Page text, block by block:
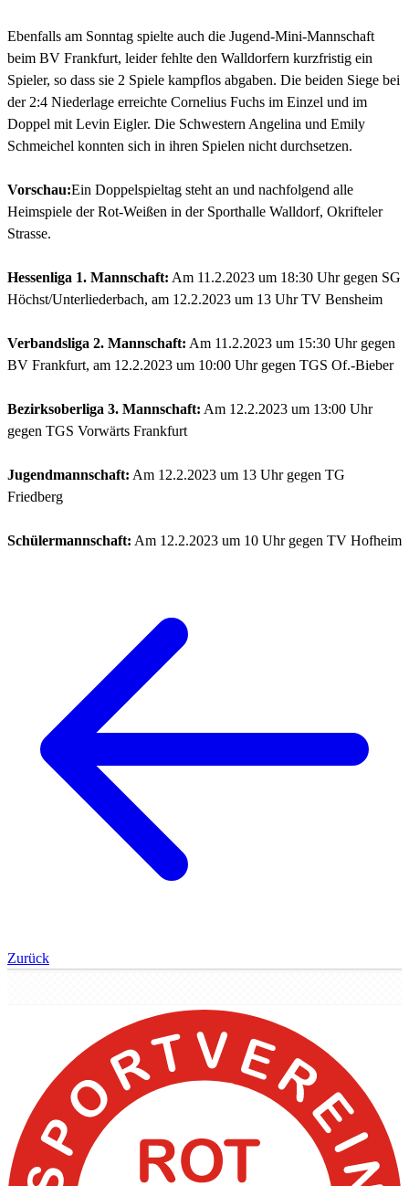
Ebenfalls am Sonntag spielte auch die Jugend-Mini-Mannschaft
beim BV Frankfurt, leider fehlte den Walldorfern kurzfristig ein
Spieler, so dass sie 2 Spiele kampflos abgaben. Die beiden Siege bei
der 2:4 Niederlage erreichte Cornelius Fuchs im Einzel und im
Doppel mit Levin Eigler. Die Schwestern Angelina und Emily
Schmeichel konnten sich in ihren Spielen nicht durchsetzen.
Vorschau:Ein Doppelspieltag steht an und nachfolgend alle
Heimspiele der Rot-Weißen in der Sporthalle Walldorf, Okrifteler
Strasse.
Hessenliga 1. Mannschaft: Am 11.2.2023 um 18:30 Uhr gegen SG
Höchst/Unterliederbach, am 12.2.2023 um 13 Uhr TV Bensheim
Verbandsliga 2. Mannschaft: Am 11.2.2023 um 15:30 Uhr gegen
BV Frankfurt, am 12.2.2023 um 10:00 Uhr gegen TGS Of.-Bieber
Bezirksoberliga 3. Mannschaft: Am 12.2.2023 um 13:00 Uhr
gegen TGS Vorwärts Frankfurt
Jugendmannschaft: Am 12.2.2023 um 13 Uhr gegen TG
Friedberg
Schülermannschaft: Am 12.2.2023 um 10 Uhr gegen TV Hofheim
Zurück